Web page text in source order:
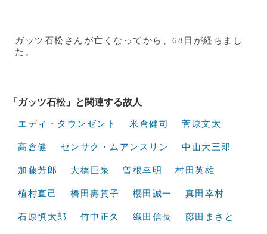
ガッツ石松さんが亡くなってから、68日が経ちまし
た。
「ガッツ石松」と関連する故人
エディ・タウンゼント 米倉健司 菅原文太
高倉健 センサク・ムアンスリン 中山大三郎
加藤芳郎 大橋巨泉 曽根幸明 村田英雄
植村直己 橋田壽賀子 櫻田誠一 真田幸村
石原慎太郎 竹中正久 織田信長 藤田まさと